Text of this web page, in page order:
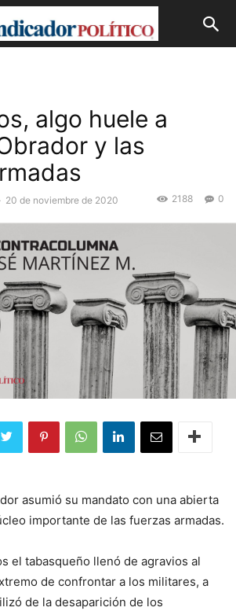
algo huele a
y las
20 de noviembre de 2020 0
2188
asumió su mandato con una abierta
importante de las fuerzas armadas.
el tabasqueño llenó de agravios al
de confrontar a los militares, a
de la desaparición de los